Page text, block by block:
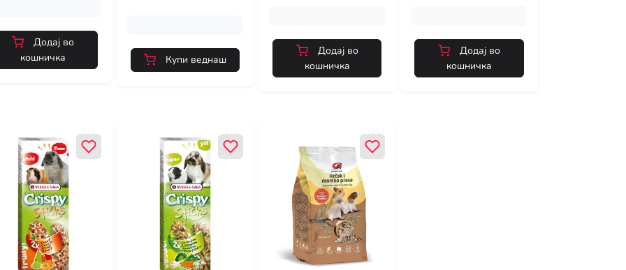
Додај во
кошничка
Купи веднаш
Додај во
кошничка
Додај во
кошничка